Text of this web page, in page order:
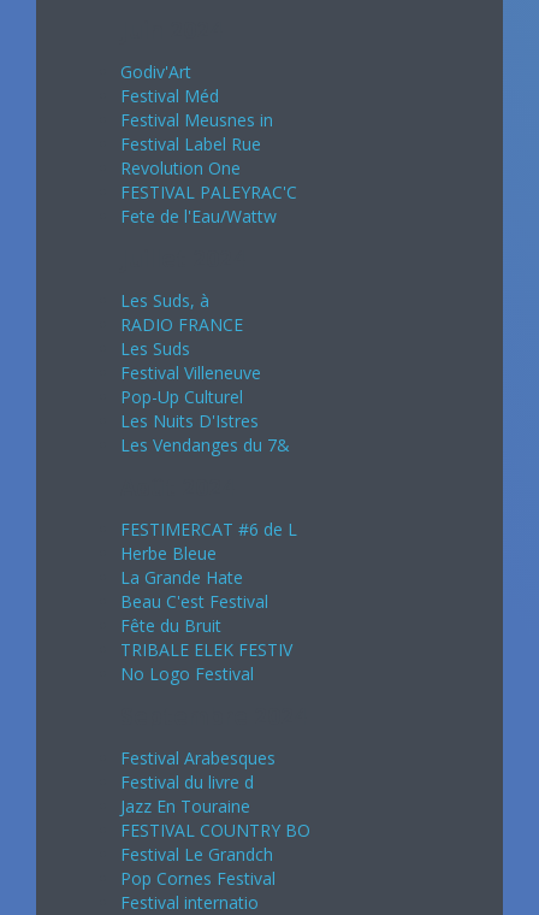
Godiv'Art
Festival Méd
Festival Meusnes in
Festival Label Rue
Revolution One
FESTIVAL PALEYRAC'C
Fete de l'Eau/Wattw
Les Suds, à
RADIO FRANCE
Les Suds
Festival Villeneuve
Pop-Up Culturel
Les Nuits D'Istres
Les Vendanges du 7&
FESTIMERCAT #6 de L
Herbe Bleue
La Grande Hate
Beau C'est Festival
Fête du Bruit
TRIBALE ELEK FESTIV
No Logo Festival
Festival Arabesques
Festival du livre d
Jazz En Touraine
FESTIVAL COUNTRY BO
Festival Le Grandch
Pop Cornes Festival
Festival internatio